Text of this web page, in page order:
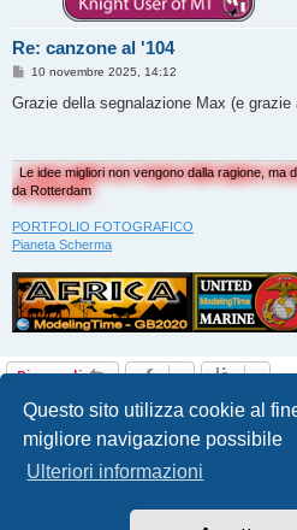
Questo sito utilizza cookie al
migliore navigazione possibile
Ulteriori informazioni
Re: canzone al '104
M
s
i
o
10 novembre 2025, 14:12
Grazie della segnalazione Max (e
Le idee migliori non vengono dalla ragione, ma
da Rotterdam
PORTFOLIO FOTOGRAFICO
Pianeta Scherma
Rispondi
6 messaggi •